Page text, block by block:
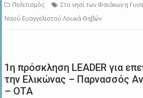
Πολιτισμός
Στο νησί των Φαιάκων η
Ναού Ευαγγελιστού Λουκά Θηβών
1η πρόσκληση LEADER για
την Ελικώνας – Παρνασσός
– ΟΤΑ